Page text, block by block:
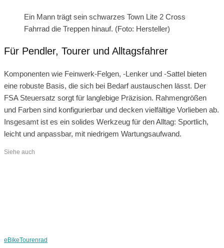
Ein Mann trägt sein schwarzes Town Lite 2 Cross
Fahrrad die Treppen hinauf. (Foto: Hersteller)
Für Pendler, Tourer und Alltagsfahrer
Komponenten wie Feinwerk-Felgen, -Lenker und -Sattel bieten
eine robuste Basis, die sich bei Bedarf austauschen lässt. Der
FSA Steuersatz sorgt für langlebige Präzision. Rahmengrößen
und Farben sind konfigurierbar und decken vielfältige Vorlieben ab.
Insgesamt ist es ein solides Werkzeug für den Alltag: Sportlich,
leicht und anpassbar, mit niedrigem Wartungsaufwand.
Siehe auch
eBikeTourenrad